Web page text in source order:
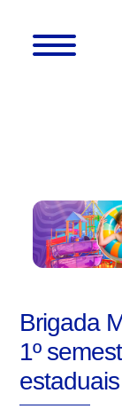
Brigada
1º
estaduais